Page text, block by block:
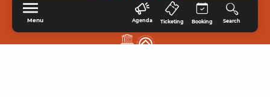
Menu Agenda Ticketing Booking Search